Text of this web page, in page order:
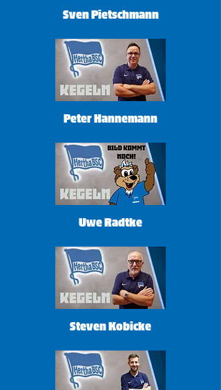
Sven Pietschmann
Peter Hannemann
Uwe Radtke
Steven Kobicke